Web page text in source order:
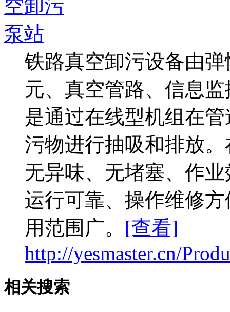
铁路真空卸污设备由弹
元、真空管路、信息
是通过在线型机组在
污物进行抽吸和排放
无异味、无堵塞、作
运行可靠、操作维修
用范围广。 [查看]
http://yesmaster.cn/
相关搜索